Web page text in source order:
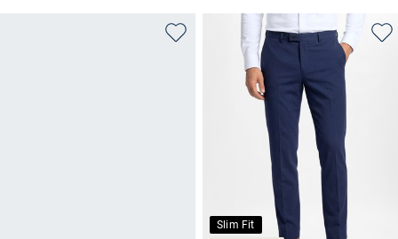
Slim Fit